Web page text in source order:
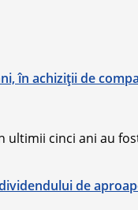
în achiziţii de
ultimii cinci ani au
de